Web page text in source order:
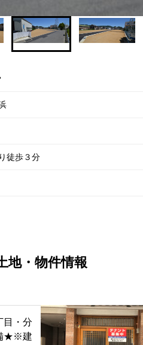
徒歩３分
地・物件情報
目・分
★※建